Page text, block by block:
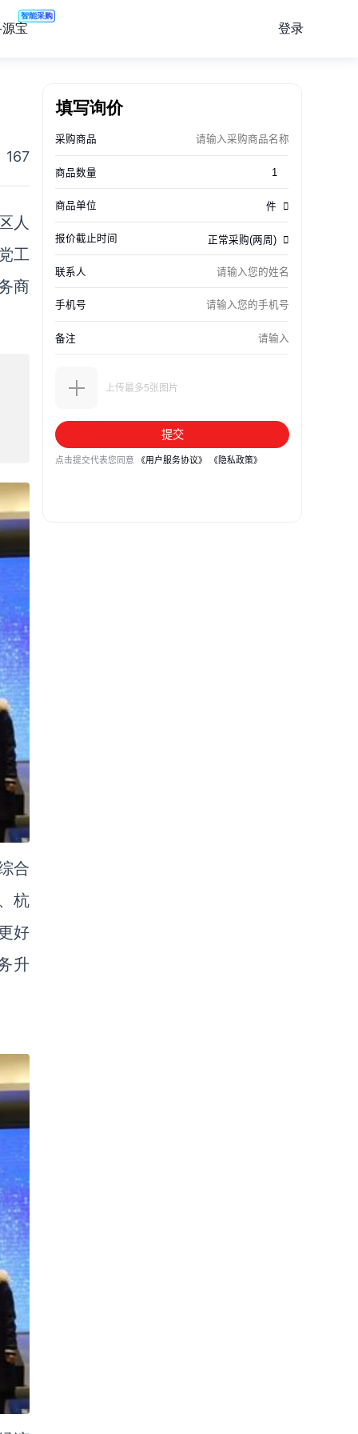
宝
智能采购
登录
167
人
工
商
合
杭
好
升
填写询价